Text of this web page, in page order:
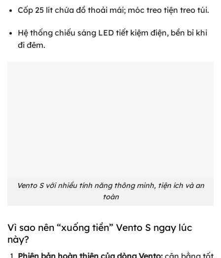
Cốp 25 lít chứa đồ thoải mái; móc treo tiện treo túi.
Hệ thống chiếu sáng LED tiết kiệm điện, bền bỉ khi
đi đêm.
Vento S với nhiều tính năng thông minh, tiện ích và an
toàn
Vì sao nên “xuống tiền” Vento S ngay lúc
này?
Phiên bản hoàn thiện của dòng Vento:cân bằng tốt